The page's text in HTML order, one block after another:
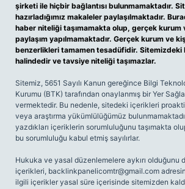
şirketi ile hiçbir bağlantısı bulunmamaktadır.
hazırladığımız makaleler paylaşılmaktadır.
haber niteliği taşımamakta olup, gerçek kurum
paylaşım yapılmamaktadır. Gerçek kurum ve
benzerlikleri tamamen tesadüfidir. Sitemizdeki
halindedir ve tavsiye niteliği taşımazlar.
Sitemiz, 5651 Sayılı Kanun gereğince Bilgi
Kurumu (BTK) tarafından onaylanmış bir Yer
vermektedir. Bu nedenle, sitedeki içerikleri
veya araştırma yükümlülüğümüz
yazdıkları içeriklerin sorumluluğunu taşımakta
bu sorumluluğu kabul etmiş sayılırlar.
Hukuka ve yasal düzenlemelere aykırı olduğunu
içerikleri, backlinkpanelicomtr@gmail.com
ilgili içerikler yasal süre içerisinde sitemizden